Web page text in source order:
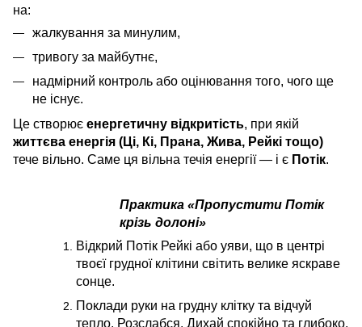
на:
жалкування за минулим,
тривогу за майбутнє,
надмірний контроль або оцінювання того, чого ще
не існує.
Це створює енергетичну відкритість, при якій
життєва енергія (Ці, Кі, Прана, Жива, Рейкі тощо)
тече вільно. Саме ця вільна течія енергії — і є Потік.
Практика «Пропустити Потік
крізь долоні»
Відкрий Потік Рейкі або уяви, що в центрі
твоєї грудної клітини світить велике яскраве
сонце.
Поклади руки на грудну клітку та відчуй
тепло. Розслабся. Дихай спокійно та глибоко.